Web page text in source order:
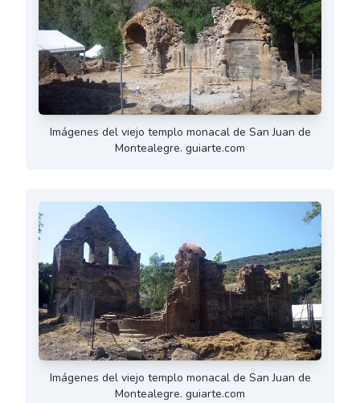
Imágenes del viejo templo monacal de San Juan de
Montealegre. guiarte.com
Imágenes del viejo templo monacal de San Juan de
Montealegre. guiarte.com